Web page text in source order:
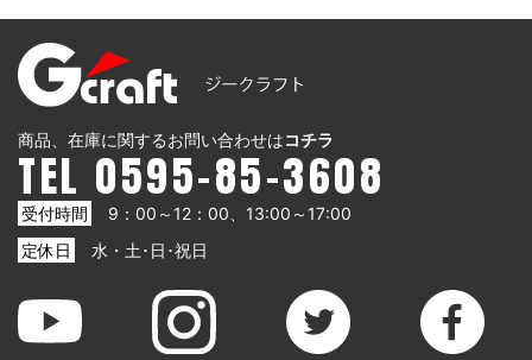
商品、在庫に関するお問い合わせはコチラ
TEL 0595-85-3608
受付時間
9：00～12：00、13:00～17:00
定休日
水・土･日･祝日